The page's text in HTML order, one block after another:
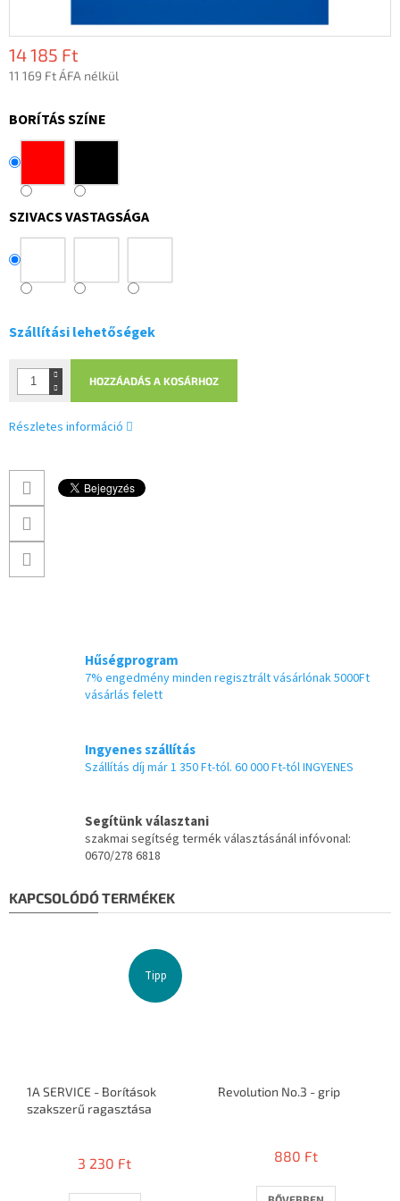
14 185 Ft
11 169 Ft ÁFA nélkül
BORÍTÁS SZÍNE
SZIVACS VASTAGSÁGA
Szállítási lehetőségek
HOZZÁADÁS A KOSÁRHOZ
Részletes információ
Hűségprogram
7% engedmény minden regisztrált vásárlónak 5000Ft
vásárlás felett
Ingyenes szállítás
Szállítás díj már 1 350 Ft-tól. 60 000 Ft-tól INGYENES
Segítünk választani
szakmai segítség termék választásánál infóvonal:
0670/278 6818
KAPCSOLÓDÓ TERMÉKEK
Tipp
1A SERVICE - Borítások
szakszerű ragasztása
átlagos
3 230 Ft
Revolution No.3 - grip
880 Ft